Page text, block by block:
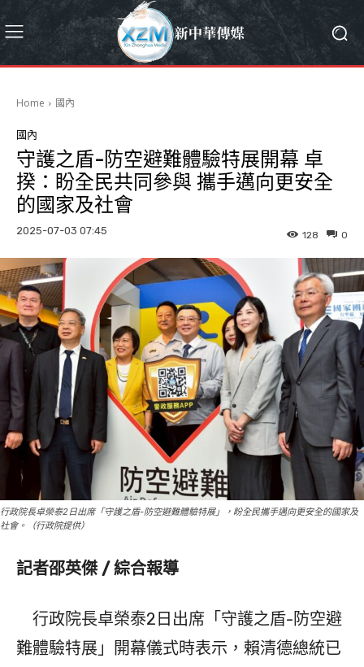
Home 國內
國內
守護之盾-防空避難體驗特展開幕 卓
揆：盼全民共同參與 攜手邁向更安全
的國家及社會
2025-07-03 07:45 0
128
行政院長卓榮泰2日出席「守護之盾-防空避難體驗特展」，盼全民攜手邁向更安全的國家及
社會。（行政院提供）
記者邵英傑 / 綜合報導
行政院長卓榮泰2日出席「守護之盾-防空避
難體驗特展」開幕儀式時表示，賴清德總統已